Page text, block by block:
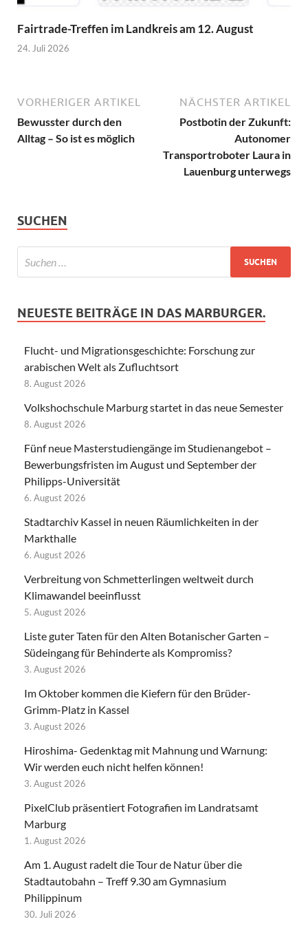
Fairtrade-Treffen im Landkreis am 12. August
24. Juli 2026
VORHERIGER ARTIKEL
Bewusster durch den
Alltag – So ist es möglich
NÄCHSTER ARTIKEL
Postbotin der Zukunft:
Autonomer
Transportroboter Laura in
Lauenburg unterwegs
SUCHEN
NEUESTE BEITRÄGE IN DAS MARBURGER.
Flucht- und Migrationsgeschichte: Forschung zur
arabischen Welt als Zufluchtsort
8. August 2026
Volkshochschule Marburg startet in das neue Semester
8. August 2026
Fünf neue Masterstudiengänge im Studienangebot –
Bewerbungsfristen im August und September der
Philipps-Universität
6. August 2026
Stadtarchiv Kassel in neuen Räumlichkeiten in der
Markthalle
6. August 2026
Verbreitung von Schmetterlingen weltweit durch
Klimawandel beeinflusst
5. August 2026
Liste guter Taten für den Alten Botanischer Garten –
Südeingang für Behinderte als Kompromiss?
3. August 2026
Im Oktober kommen die Kiefern für den Brüder-
Grimm-Platz in Kassel
3. August 2026
Hiroshima- Gedenktag mit Mahnung und Warnung:
Wir werden euch nicht helfen können!
3. August 2026
PixelClub präsentiert Fotografien im Landratsamt
Marburg
1. August 2026
Am 1. August radelt die Tour de Natur über die
Stadtautobahn – Treff 9.30 am Gymnasium
Philippinum
30. Juli 2026